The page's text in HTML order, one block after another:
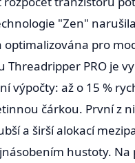
"Zen"
optimalizována pro
PRO je
výpočty: až o 15 %
čárkou. První z
a širší alokací
hustoty. Na